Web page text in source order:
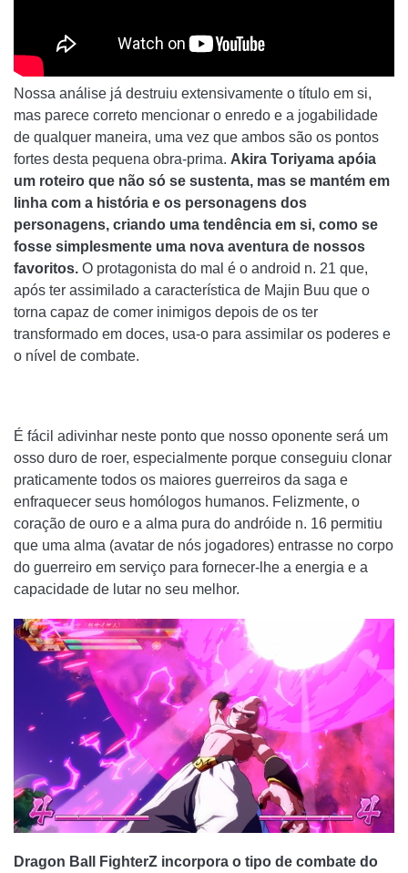
Nossa análise já destruiu extensivamente o título em si,
mas parece correto mencionar o enredo e a jogabilidade
de qualquer maneira, uma vez que ambos são os pontos
fortes desta pequena obra-prima. Akira Toriyama apóia
um roteiro que não só se sustenta, mas se mantém em
linha com a história e os personagens dos
personagens, criando uma tendência em si, como se
fosse simplesmente uma nova aventura de nossos
favoritos. O protagonista do mal é o android n. 21 que,
após ter assimilado a característica de Majin Buu que o
torna capaz de comer inimigos depois de os ter
transformado em doces, usa-o para assimilar os poderes e
o nível de combate.
É fácil adivinhar neste ponto que nosso oponente será um
osso duro de roer, especialmente porque conseguiu clonar
praticamente todos os maiores guerreiros da saga e
enfraquecer seus homólogos humanos. Felizmente, o
coração de ouro e a alma pura do andróide n. 16 permitiu
que uma alma (avatar de nós jogadores) entrasse no corpo
do guerreiro em serviço para fornecer-lhe a energia e a
capacidade de lutar no seu melhor.
Dragon Ball FighterZ incorpora o tipo de combate do